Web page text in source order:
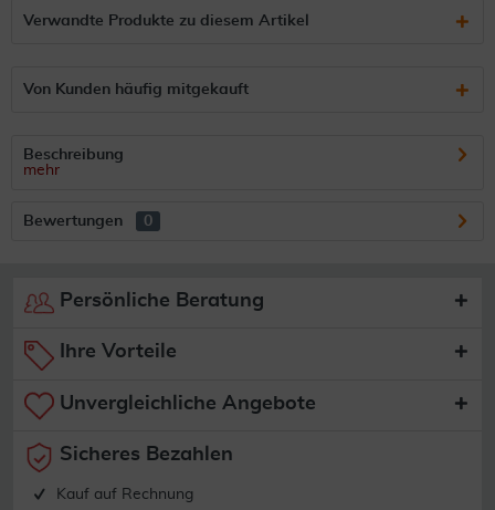
Verwandte Produkte zu diesem Artikel
Von Kunden häufig mitgekauft
Beschreibung
mehr
Bewertungen 0
Persönliche Beratung
Ihre Vorteile
Unvergleichliche Angebote
Sicheres Bezahlen
Kauf auf Rechnung